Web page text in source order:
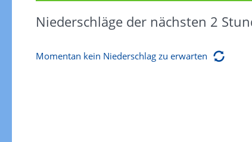
Niederschläge der nächsten 2
Momentan kein Niederschlag zu erwarten